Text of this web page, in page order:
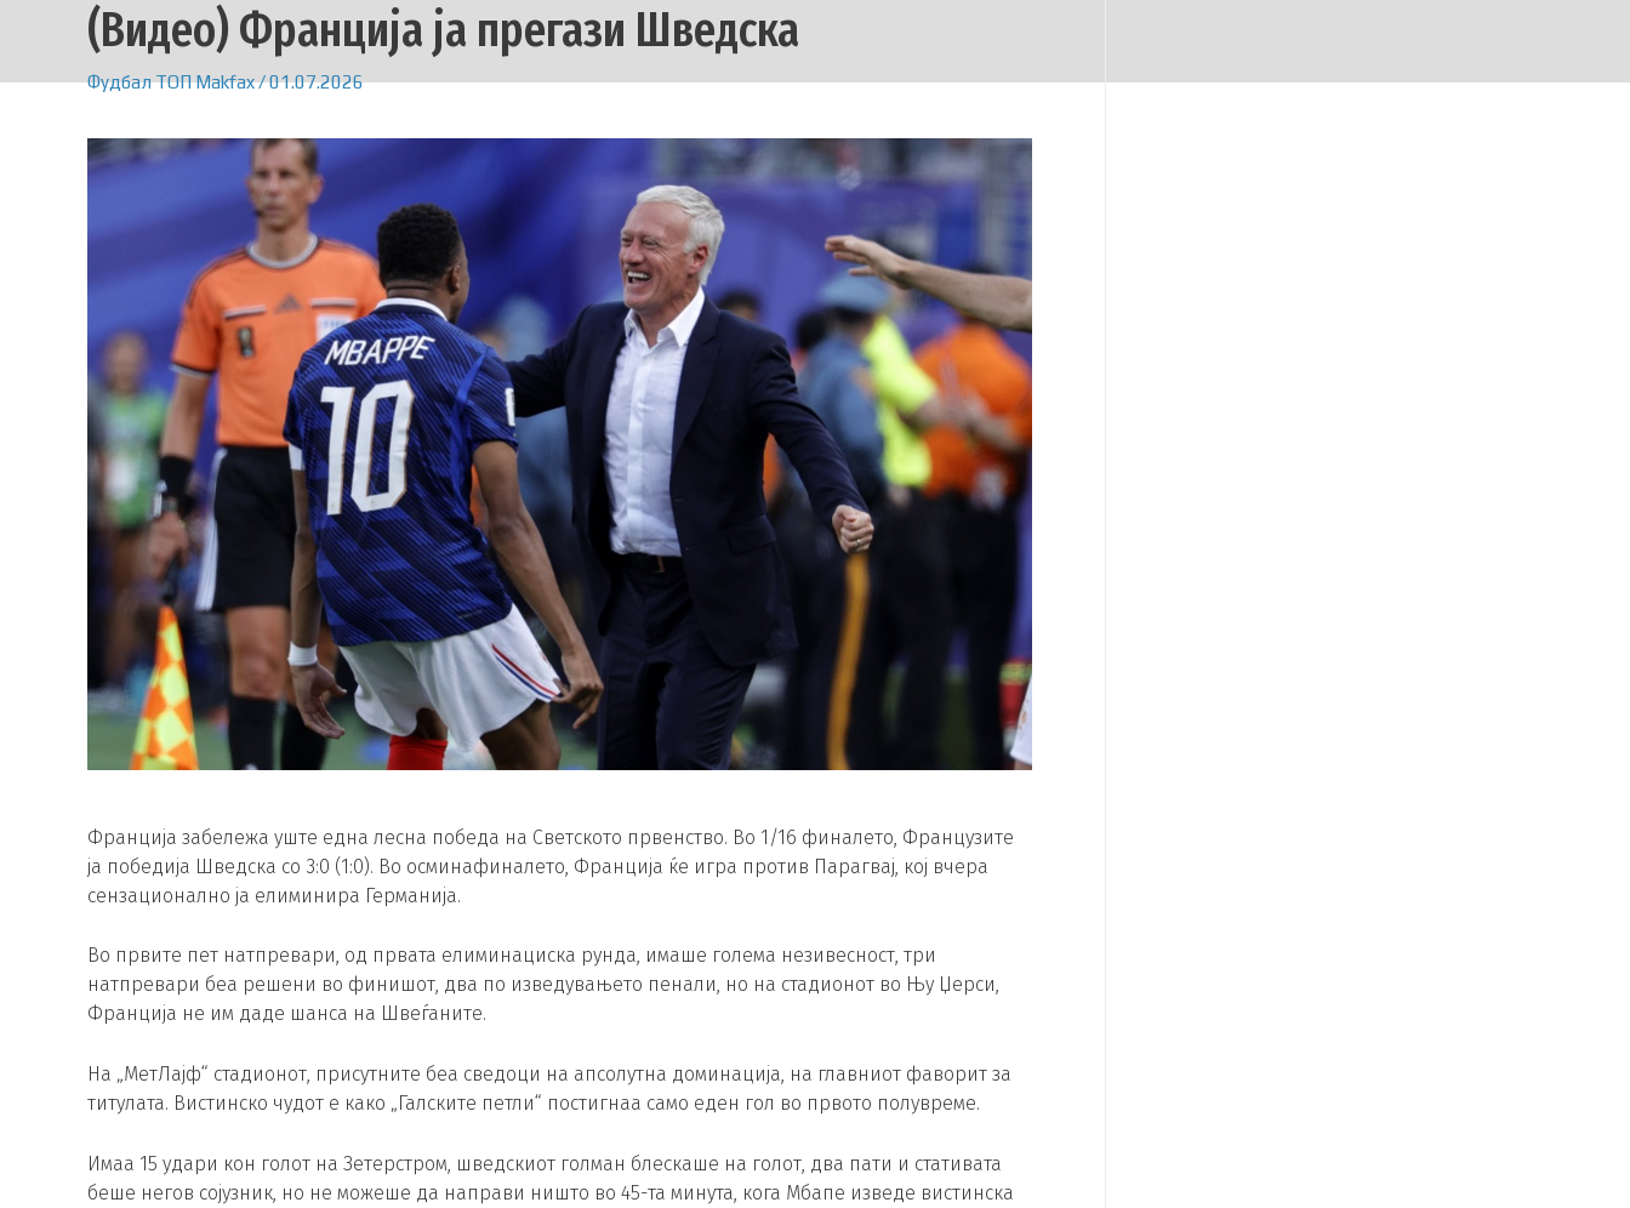
(Видео) Франција ја прегази Шведска
ФудбалТОПMakfax/01.07.2026
Франција забележа уште една лесна победа на Светското првенство. Во 1/16 финалето, Французите
ја победија Шведска со 3:0 (1:0). Во осминафиналето, Франција ќе игра против Парагвај, кој вчера
сензационално ја елиминира Германија.
Во првите пет натпревари, од првата елиминациска рунда, имаше голема незивесност, три
натпревари беа решени во финишот, два по изведувањето пенали, но на стадионот во Њу Џерси,
Франција не им даде шанса на Швеѓаните.
На „МетЛајф“ стадионот, присутните беа сведоци на апсолутна доминација, на главниот фаворит за
титулата. Вистинско чудот е како „Галските петли“ постигнаа само еден гол во првото полувреме.
Имаа 15 удари кон голот на Зетерстром, шведскиот голман блескаше на голот, два пати и стативата
беше негов сојузник, но не можеше да направи ништо во 45-та минута, кога Мбапе изведе вистинска